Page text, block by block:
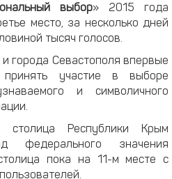
выбор» 2015 года
место, за несколько дней
тысяч голосов.
города Севастополя впервые
принять участие в выборе
и символичного
столица Республики Крым
федерального значения
пока на 11-м месте с